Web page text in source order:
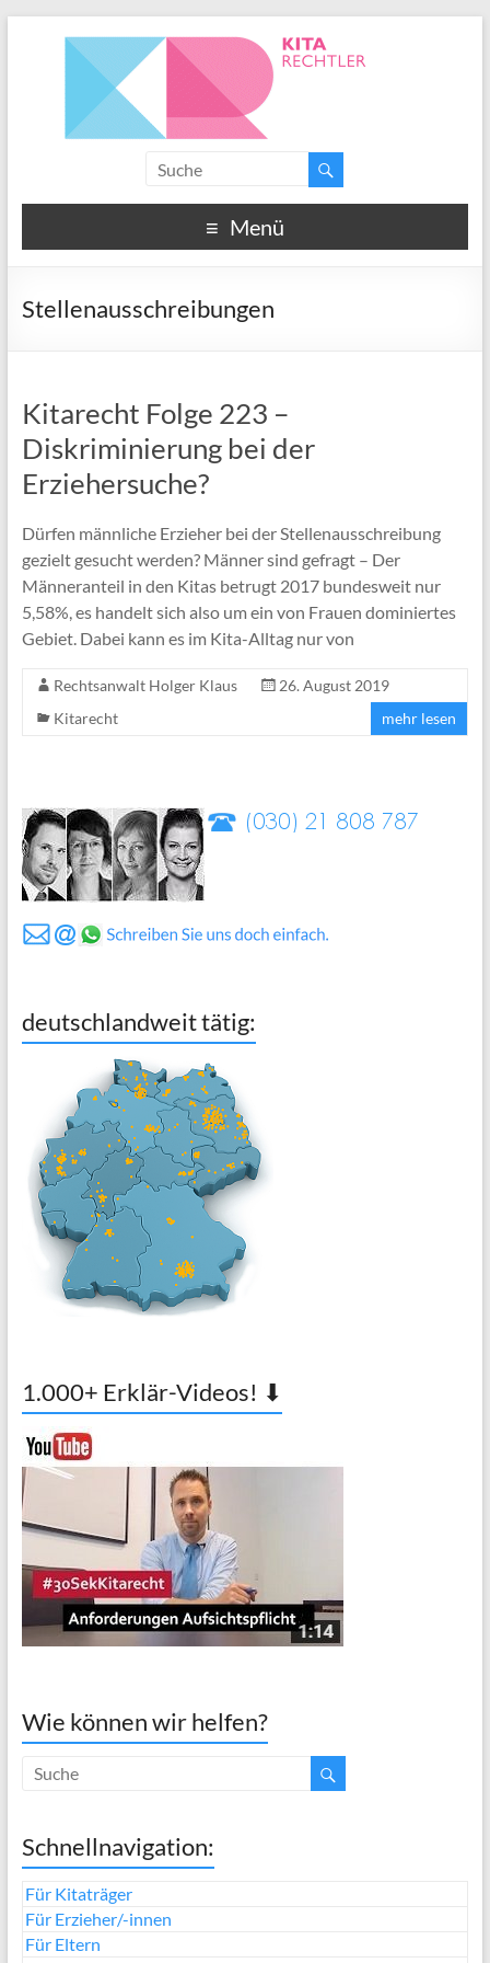
Menü
Stellenausschreibungen
Kitarecht Folge 223 –
Diskriminierung bei der
Erziehersuche?
Dürfen männliche Erzieher bei der Stellenausschreibung
gezielt gesucht werden? Männer sind gefragt – Der
Männeranteil in den Kitas betrugt 2017 bundesweit nur
5,58%, es handelt sich also um ein von Frauen dominiertes
Gebiet. Dabei kann es im Kita-Alltag nur von
Rechtsanwalt Holger Klaus
26. August 2019
Kitarecht
mehr lesen
deutschlandweit tätig:
1.000+ Erklär-Videos! ⬇
Wie können wir helfen?
Schnellnavigation:
Für Kitaträger
Für Erzieher/-innen
Für Eltern